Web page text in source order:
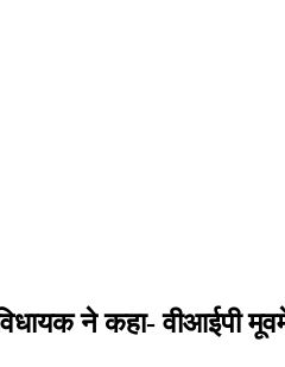
ने कहा- वीआईपी